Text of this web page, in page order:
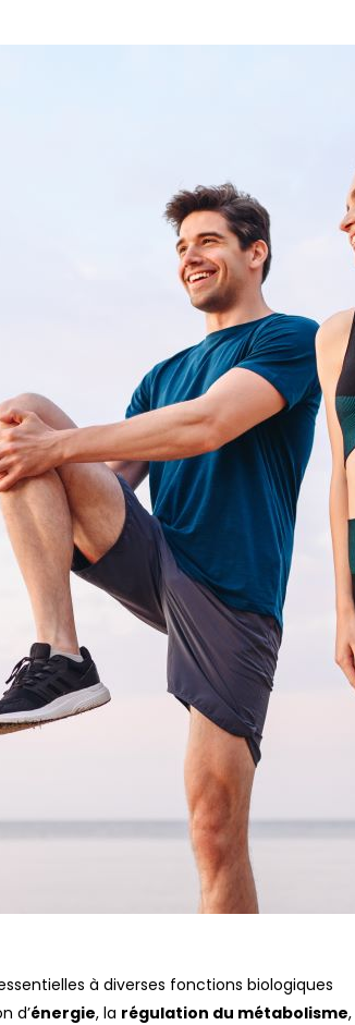
à diverses fonctions biologiques
d’énergie, la régulation du métabolisme,